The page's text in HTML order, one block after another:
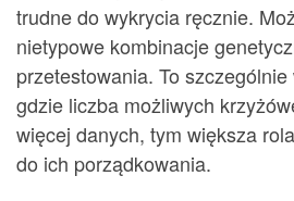
trudne do wykrycia ręcznie.
nietypowe kombinacje
przetestowania. To
gdzie liczba możliwych
więcej danych, tym większa
do ich porządkowania.